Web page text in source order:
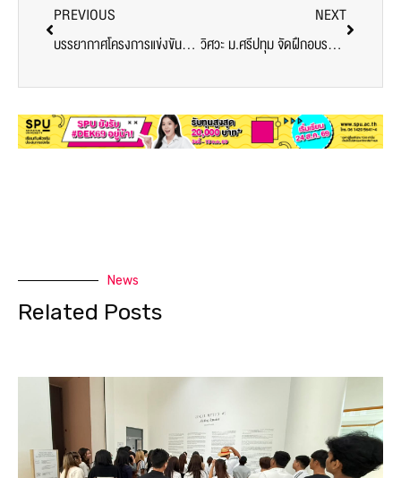
PREVIOUS
บรรยากาศโครงการแข่งขันทักษะพิมพ์ภาษาจีน
NEXT
วิศวะ ม.ศรีปทุม จัดฝึกอบรมระบบส่งไฟฟ้าแรงสูง ที่ได้ระดับมาตรฐานสากล เพื่มสร้างความมั่นคงทางด้านสาธารณูปโภค หัวใจสำคัญในการขับเคลื่อนให้ประเทศพัฒนาอย่า
News
Related Posts